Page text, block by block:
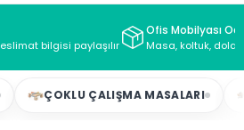
bilgisi paylaşılır
Ofis Mobilyası
Masa, koltuk,
ÇOKLU ÇALIŞMA MASALARI